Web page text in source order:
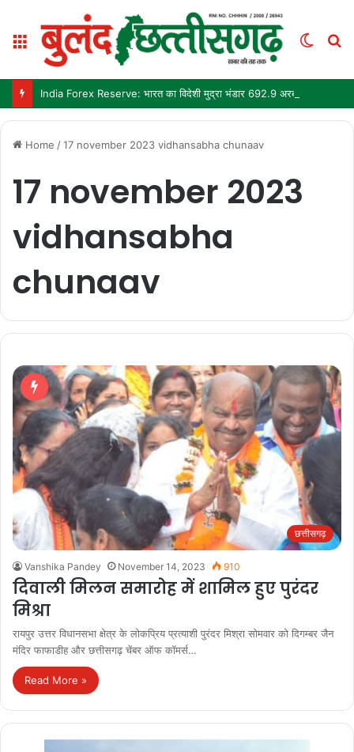
Menu
Switch
Home /17 november 2023 vidhansabha chunaav
17 november 2023
vidhansabha
chunaav
छत्तीसगढ़
Vanshika Pandey November 14, 2023 910
दिवाली मिलन समारोह में शामिल हुए पुरंदर
मिश्रा
रायपुर उत्तर विधानसभा क्षेत्र के लोकप्रिय प्रत्याशी पुरंदर मिश्रा सोमवार को दिगम्बर जैन
मंदिर फाफाडीह और छत्तीसगढ़ चेंबर ऑफ कॉमर्स…
Read More »